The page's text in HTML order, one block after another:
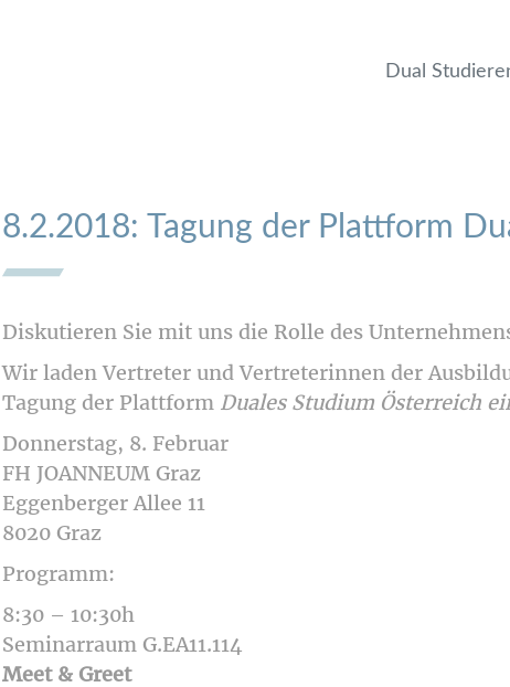
Dual
8.2.2018: Tagung der Plattform
Diskutieren Sie mit uns die Rolle des
Wir laden Vertreter und Vertreterinnen der
Tagung der PlattformDuales Studium Österreich
Donnerstag, 8. Februar
FH JOANNEUM Graz
Eggenberger Allee 11
8020 Graz
Programm:
8:30 – 10:30h
Seminarraum G.EA11.114
Meet & Greet